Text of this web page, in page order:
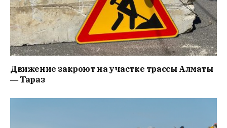
Движение закроют на участке трассы Алматы
― Тараз